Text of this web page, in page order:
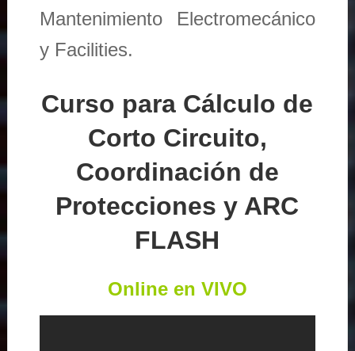
Mantenimiento Electromecánico
y Facilities.
Curso para Cálculo de
Corto Circuito,
Coordinación de
Protecciones y ARC
FLASH
Online en VIVO